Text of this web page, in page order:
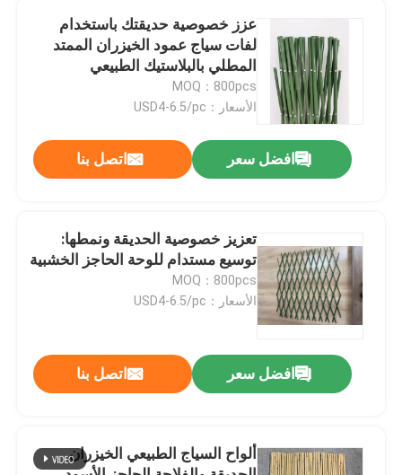
أشرطة فيديو
معلومات عنا
جولة في المعمل
اتصل بنا
أخبار
مادة خام الخيزران
عزز خصوصية حديقتك باستخدام
لفات سياج عمود الخيزران الممتد
المطلي بالبلاستيك الطبيعي
MOQ：800pcs
الأسعار：USD4-6.5/pc
افضل سعر اتصل بنا
تعزيز خصوصية الحديقة ونمطها:
توسيع مستدام للوحة الحاجز الخشبية
MOQ：800pcs
الأسعار：USD4-6.5/pc
افضل سعر اتصل بنا
ألواح السياج الطبيعي الخيزران